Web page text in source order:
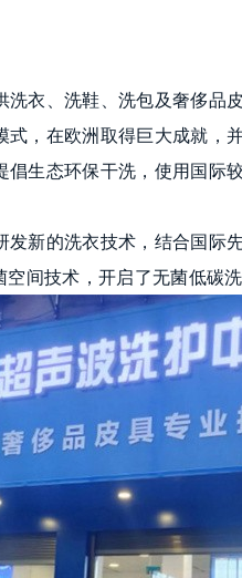
洗衣、洗鞋、洗包及奢侈品
，在欧洲取得巨大成就，
倡生态环保干洗，使用国际
发新的洗衣技术，结合国际
间技术，开启了无菌低碳洗